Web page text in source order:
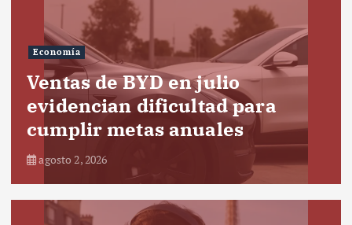
Economía
Ventas de BYD en julio
evidencian dificultad para
cumplir metas anuales
agosto 2, 2026